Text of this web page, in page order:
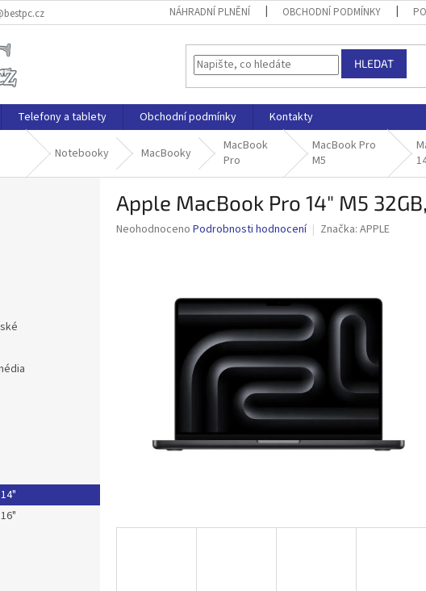
NÁHRADNÍ PLNĚNÍ OBCHODNÍ PODMÍNKY
HLEDAT
Telefony a tablety Obchodní podmínky Kontakty
Notebooky MacBooky
MacBook
Pro
MacBook Pro
M5
Apple MacBook Pro 14" M5
Průměrné
Neohodnoceno Podrobnosti hodnocení Značka: APPLE